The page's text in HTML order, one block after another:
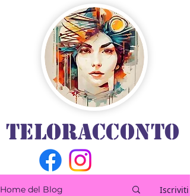
TELORACCONTO
Home del Blog Iscriviti